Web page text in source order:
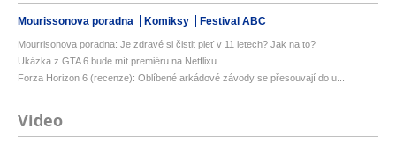
Mourissonova poradna Komiksy Festival ABC
Mourrisonova poradna: Je zdravé si čistit pleť v 11 letech? Jak na to?
Ukázka z GTA 6 bude mít premiéru na Netflixu
Forza Horizon 6 (recenze): Oblíbené arkádové závody se přesouvají do u...
Video